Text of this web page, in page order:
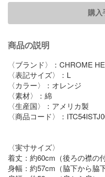
購入
商品の説明
〈ブランド〉：CHROME
〈表記サイズ〉：L
〈カラー〉：オレンジ
〈素材〉：綿
〈生産国〉：アメリカ製
〈商品コード〉：
〈実寸サイズ〉
着丈：約60cm（後ろの襟の
身幅：約57cm（脇下から脇